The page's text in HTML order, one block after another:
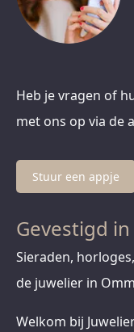
Heb je vragen of
met ons op via de
Stuur een appje
Gevestigd
Sieraden,
de juwelier in
Welkom bij